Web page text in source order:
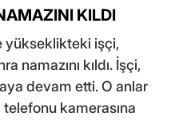
KILDI
yükseklikteki işçi,
namazını kıldı. İşçi,
devam etti. O anlar
kamerasına